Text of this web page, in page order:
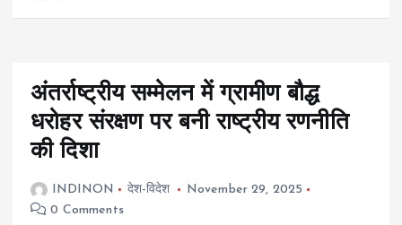
अंतर्राष्ट्रीय सम्मेलन में ग्रामीण बौद्ध
धरोहर संरक्षण पर बनी राष्ट्रीय रणनीति
की दिशा
INDINON देश-विदेश
November 29, 2025
0 Comments